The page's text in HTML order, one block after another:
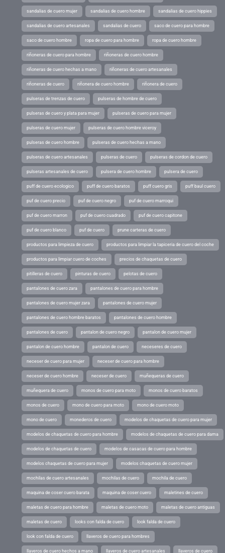
sandalias de cuero mujer sandalias de cuero hombre sandalias de cuero hippies
sandalias de cuero artesanales sandalias de cuero saco de cuero para hombre
saco de cuero hombre ropa de cuero para hombre ropa de cuero hombre
riñoneras de cuero para hombre riñoneras de cuero hombre
riñoneras de cuero hechas a mano riñoneras de cuero artesanales
riñoneras de cuero riñonera de cuero hombre riñonera de cuero
pulseras de trenzas de cuero pulseras de hombre de cuero
pulseras de cuero y plata para mujer pulseras de cuero para mujer
pulseras de cuero mujer pulseras de cuero hombre viceroy
pulseras de cuero hombre pulseras de cuero hechas a mano
pulseras de cuero artesanales pulseras de cuero pulseras de cordon de cuero
pulseras artesanales de cuero pulsera de cuero hombre pulsera de cuero
puff de cuero ecologico puff de cuero baratos puff cuero gris puff baul cuero
puf de cuero precio puf de cuero negro puf de cuero marroqui
puf de cuero marron puf de cuero cuadrado puf de cuero capitone
puf de cuero blanco puf de cuero prune carteras de cuero
productos para limpieza de cuero productos para limpiar la tapiceria de cuero del coche
productos para limpiar cuero de coches precios de chaquetas de cuero
pitilleras de cuero pinturas de cuero pelotas de cuero
pantalones de cuero zara pantalones de cuero para hombre
pantalones de cuero mujer zara pantalones de cuero mujer
pantalones de cuero hombre baratos pantalones de cuero hombre
pantalones de cuero pantalon de cuero negro pantalon de cuero mujer
pantalon de cuero hombre pantalon de cuero neceseres de cuero
neceser de cuero para mujer neceser de cuero para hombre
neceser de cuero hombre neceser de cuero muñequeras de cuero
muñequera de cuero monos de cuero para moto monos de cuero baratos
monos de cuero mono de cuero para moto mono de cuero moto
mono de cuero monederos de cuero modelos de chaquetas de cuero para mujer
modelos de chaquetas de cuero para hombre modelos de chaquetas de cuero para dama
modelos de chaquetas de cuero modelos de casacas de cuero para hombre
modelos chaquetas de cuero para mujer modelos chaquetas de cuero mujer
mochilas de cuero artesanales mochilas de cuero mochila de cuero
maquina de coser cuero barata maquina de coser cuero maletines de cuero
maletas de cuero para hombre maletas de cuero moto maletas de cuero antiguas
maletas de cuero looks con falda de cuero look falda de cuero
look con falda de cuero llaveros de cuero para hombres
llaveros de cuero hechos a mano llaveros de cuero artesanales llaveros de cuero